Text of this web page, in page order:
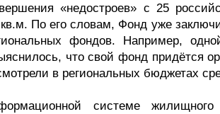
«недостроев» с 25
По его словам, Фонд уже
фондов. Например,
что свой фонд придётся
в региональных бюджетах
системе жилищного